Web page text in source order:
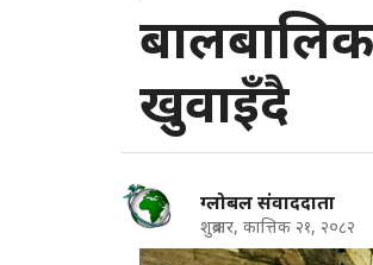
खुवाइँदै
ग्लोबल संवाददाता
शुक्रबार, कात्तिक २१, २०८२